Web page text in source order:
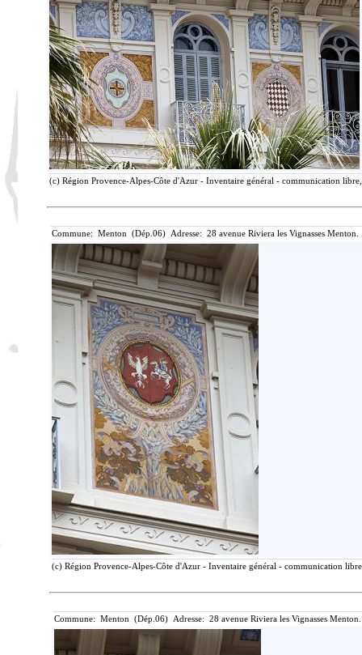
(c) Région Provence-Alpes-Côte d'Azur - Inventaire général - communication
Commune: Menton (Dép.06) Adresse: 28 avenue Riviera les Vignasses
(c) Région Provence-Alpes-Côte d'Azur - Inventaire général - communication
Commune: Menton (Dép.06) Adresse: 28 avenue Riviera les Vignasses